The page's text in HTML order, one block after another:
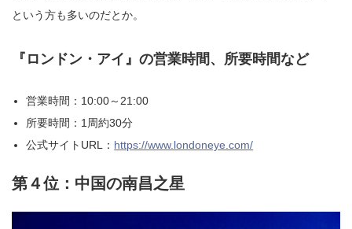
という方も多いのだとか。
『ロンドン・アイ』の営業時間、所要時間など
営業時間：10:00～21:00
所要時間：1周約30分
公式サイトURL： https://www.londoneye.com/
第４位：中国の南昌之星